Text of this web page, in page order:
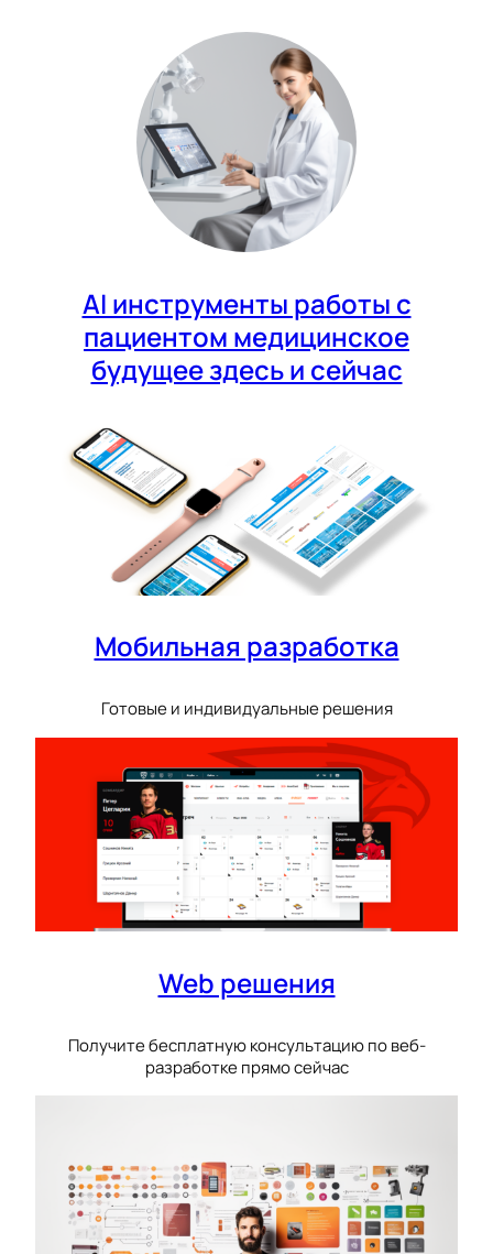
AI инструменты работы с
пациентом медицинское
будущее здесь и сейчас
Мобильная разработка
Готовые и индивидуальные решения
Web решения
Получите бесплатную консультацию по веб-
разработке прямо сейчас